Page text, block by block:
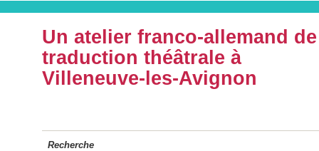
Un atelier franco-allemand de
traduction théâtrale à
Villeneuve-les-Avignon
Recherche